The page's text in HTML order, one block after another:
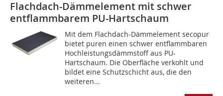
Flachdach-Dämmelement mit schwer
entflammbarem PU-Hartschaum
Mit dem Flachdach-Dämmelement secopur
bietet puren einen schwer entflammbaren
Hochleistungsdämmstoff aus PU-
Hartschaum. Die Oberfläche verkohlt und
bildet eine Schutzschicht aus, die den
weiteren...